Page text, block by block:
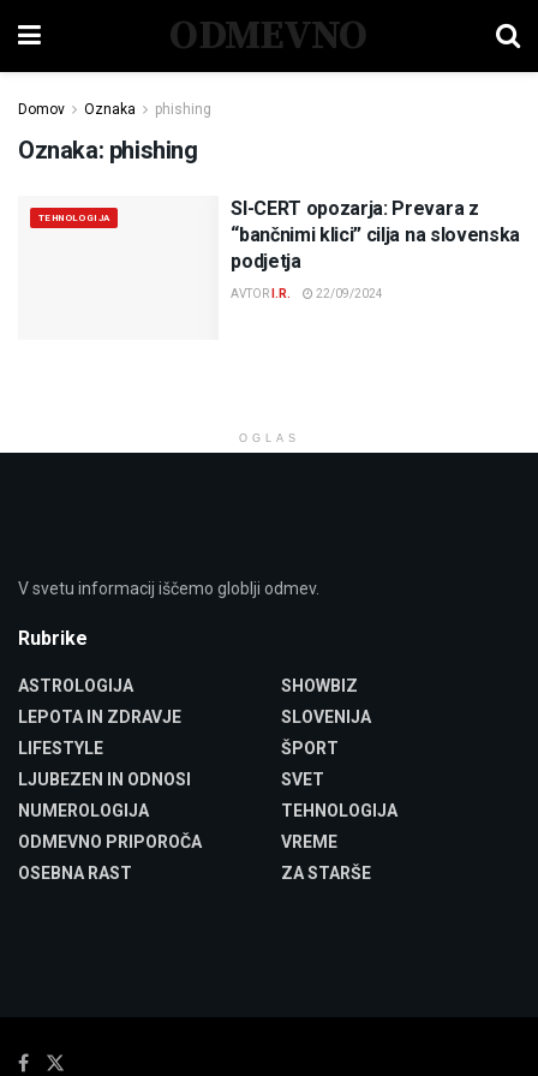
ODMEVNO
Domov Oznaka phishing
Oznaka: phishing
TEHNOLOGIJA
SI-CERT opozarja: Prevara z
“bančnimi klici” cilja na slovenska
podjetja
AVTOR I.R. 22/09/2024
OGLAS
V svetu informacij iščemo globlji odmev.
Rubrike
ASTROLOGIJA
LEPOTA IN ZDRAVJE
LIFESTYLE
LJUBEZEN IN ODNOSI
NUMEROLOGIJA
ODMEVNO PRIPOROČA
OSEBNA RAST
SHOWBIZ
SLOVENIJA
ŠPORT
SVET
TEHNOLOGIJA
VREME
ZA STARŠE